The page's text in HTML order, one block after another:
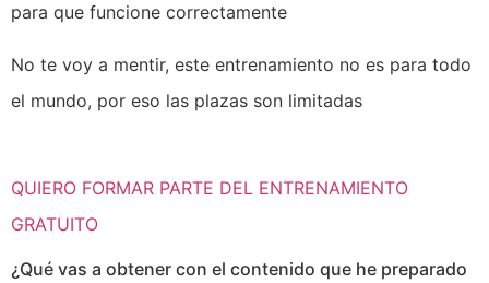
para que funcione correctamente
No te voy a mentir, este entrenamiento no es para todo
el mundo, por eso las plazas son limitadas
QUIERO FORMAR PARTE DEL ENTRENAMIENTO
GRATUITO
¿Qué vas a obtener con el contenido que he preparado